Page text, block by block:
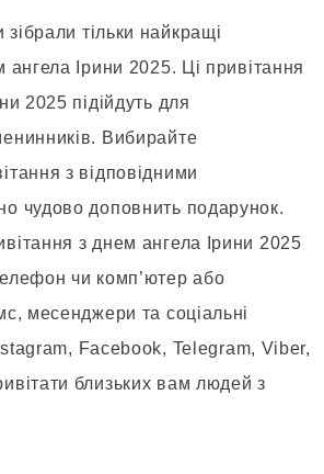
зібрали тільки найкращі
ангела Ірини 2025. Ці привітання
2025 підійдуть для
Вибирайте
з відповідними
чудово доповнить подарунок.
з днем ангела Ірини 2025
чи комп’ютер або
месенджери та соціальні
Facebook, Telegram, Viber,
близьких вам людей з